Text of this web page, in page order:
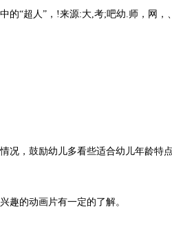
“超人”，!来源:大,考;吧幼.师，网，
，鼓励幼儿多看些适合幼儿年龄特
的动画片有一定的了解。